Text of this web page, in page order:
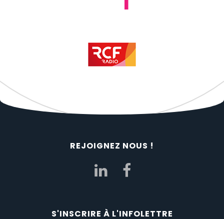
REJOIGNEZ NOUS !
S'INSCRIRE À L'INFOLETTRE